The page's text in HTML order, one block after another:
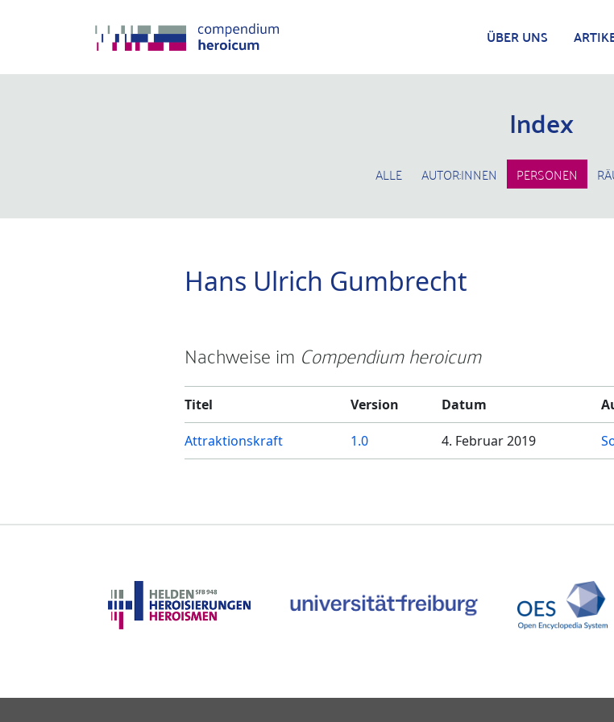
ÜBER UNS
Index
ALLE AUTOR:INNEN PERSONEN
Hans Ulrich Gumbrecht
Nachweise im Compendium heroicum
Titel Version Datum
Attraktionskraft 1.0 4. Februar 2019